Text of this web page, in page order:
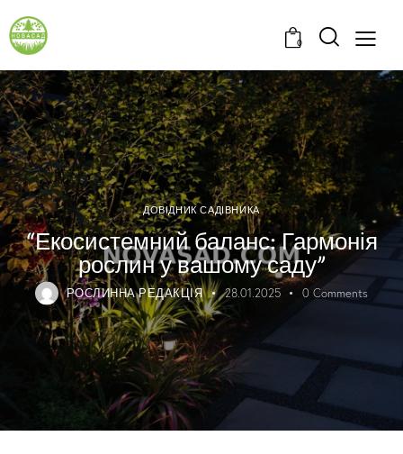
0
ДОВІДНИК САДІВНИКА
“Екосистемний баланс: Гармонія
рослин у вашому саду”
РОСЛИННА РЕДАКЦІЯ 28.01.2025 0 Comments